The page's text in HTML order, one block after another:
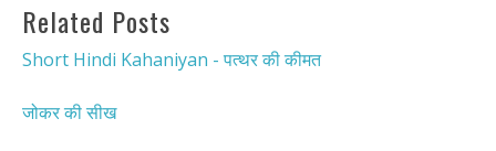
Related Posts
Short Hindi Kahaniyan - पत्थर की कीमत
जोकर की सीख